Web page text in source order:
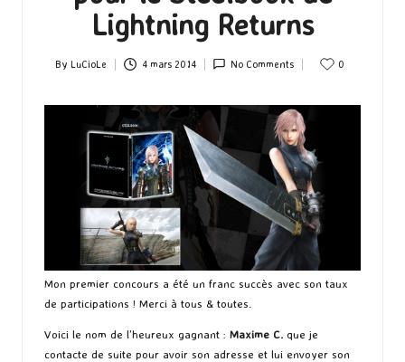
Lightning Returns
Posted
By LuCioLe 4 mars 2014 No Comments 0
Mon premier concours a été un franc succès avec son taux
de participations ! Merci à tous & toutes.
Voici le nom de l’heureux gagnant : Maxime C. que je
contacte de suite pour avoir son adresse et lui envoyer son